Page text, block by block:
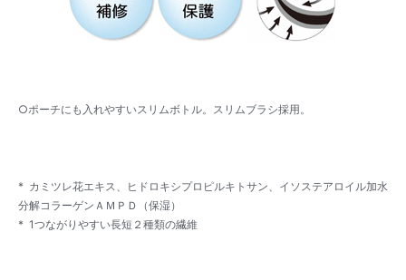
○ポーチにも入れやすいスリムボトル。スリムブラシ採用。
* カミツレ花エキス、ヒドロキシプロピルキトサン、イソステアロイル加水
分解コラーゲンＡＭＰＤ（保湿）
* 1つながりやすい長短２種類の繊維